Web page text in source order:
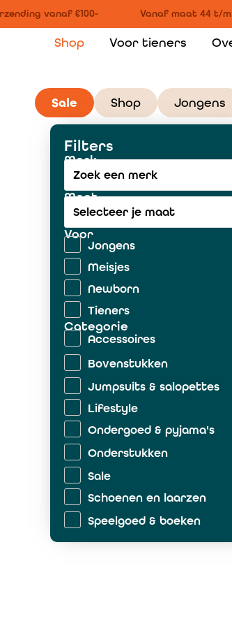
vanaf €100- Vanaf maat 44 t/m
Shop Voor tieners
Sale Shop Jongens
Filters
Merk
Zoek een merk
Maat
Selecteer je maat
Voor
Jongens
Meisjes
Newborn
Tieners
Categorie
Accessoires
Bovenstukken
Jumpsuits & salopettes
Lifestyle
Ondergoed & pyjama's
Onderstukken
Sale
Schoenen en laarzen
Speelgoed & boeken
Zwemkleding